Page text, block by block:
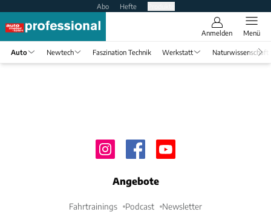
Abo Hefte
Anmelden Menü
Auto Newtech Faszination Technik Werkstatt Naturwissenschaft
Angebote
Fahrtrainings Podcast Newsletter